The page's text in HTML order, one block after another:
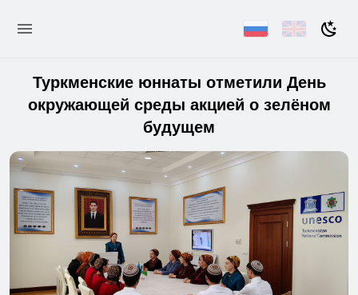
Туркменские юннаты отметили День
окружающей среды акцией о зелёном
будущем